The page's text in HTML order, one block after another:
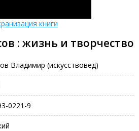
книги
: жизнь и творчество
Владимир (искусствовед)
0221-9